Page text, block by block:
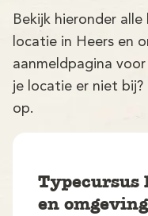
Bekijk hieronder
locatie in Heers en
aanmeldpagina
je locatie er niet
op.
Typecursus
en omgeving